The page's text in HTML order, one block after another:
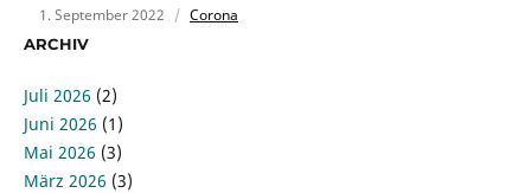
1. September 2022 Corona
ARCHIV
Juli 2026 (2)
Juni 2026 (1)
Mai 2026 (3)
März 2026 (3)